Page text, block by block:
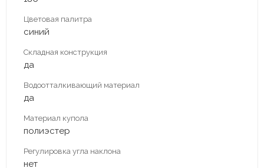
Цветовая палитра
синий
Складная конструкция
да
Водоотталкивающий материал
да
Материал купола
полиэстер
Регулировка угла наклона
нет